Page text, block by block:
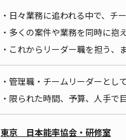
・日々業務に追われる中で、
・多くの案件や業務を同時に抱
・これからリーダー職を担う
・管理職・チームリーダーとし
・限られた時間、予算、人手で
東京 日本能率協会・研修室